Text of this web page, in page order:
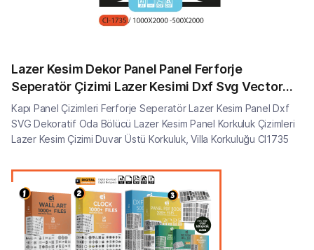
Lazer Kesim Dekor Panel Panel Ferforje
Seperatör Çizimi Lazer Kesimi Dxf Svg Vector
CI1735
Kapı Panel Çizimleri Ferforje Seperatör Lazer Kesim Panel Dxf
SVG Dekoratif Oda Bölücü Lazer Kesim Panel Korkuluk Çizimleri
Lazer Kesim Çizimi Duvar Üstü Korkuluk, Villa Korkuluğu CI1735